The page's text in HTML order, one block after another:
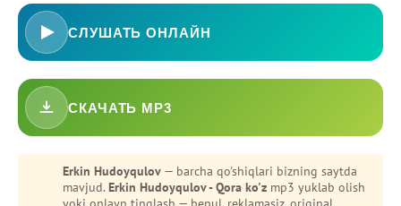
СЛУШАТЬ ОНЛАЙН
СКАЧАТЬ MP3
Erkin Hudoyqulov — barcha qo'shiqlari bizning saytda
mavjud. Erkin Hudoyqulov - Qora ko'z mp3 yuklab olish
Bezori
Oshiq edim